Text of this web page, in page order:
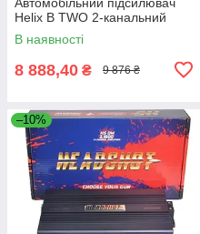
Helix B TWO 2-канальний
В наявності
8 888,40 ₴ 9 876 ₴
–10%